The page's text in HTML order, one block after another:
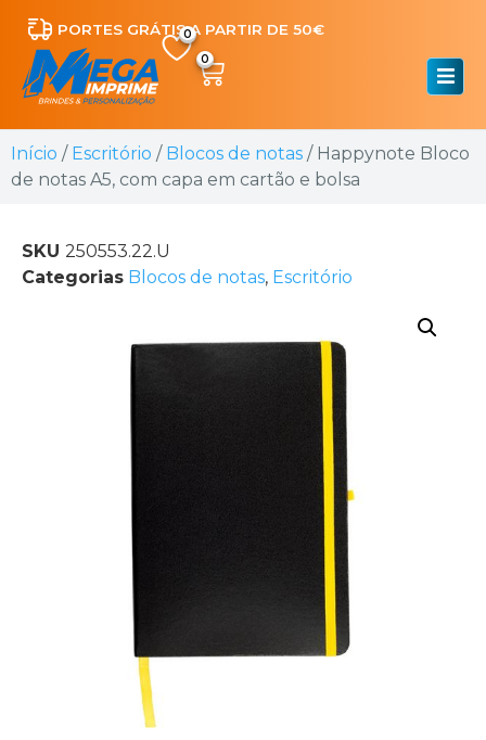
PORTES GRÁTIS A PARTIR DE 50€
0
Início / Escritório / Blocos de notas / Happynote Bloco
de notas A5, com capa em cartão e bolsa
SKU 250553.22.U
Categorias Blocos de notas, Escritório